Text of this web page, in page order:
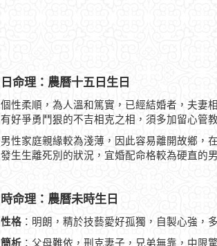
日命理：農曆十五日生日
個性柔順，為人溫和篤實，已經結婚者，夫妻
有好爭勇鬥狠的不吉相克之相，須多加留心管
男性家庭親緣較為淺薄，因此容易離開故鄉，
發生生離死別的狀況，宜婚配命格較為硬直的
時命理：農曆未時生日
性格 ：明朗，精於技藝愛好孤獨，自製心強，
簡析 ：父母難依，刑克妻子，兄弟無靠，中限